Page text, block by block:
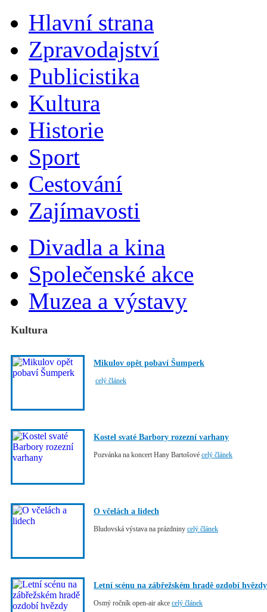
Hlavní strana
Zpravodajství
Publicistika
Kultura
Historie
Sport
Cestování
Zajímavosti
Divadla a kina
Společenské akce
Muzea a výstavy
Kultura
Mikulov opět pobaví Šumperk
celý článek
Kostel svaté Barbory rozezní varhany
Pozvánka na koncert Hany Bartošové celý článek
O včelách a lidech
Bludovská výstava na prázdniny celý článek
Letní scénu na zábřežském hradě ozdobí hvězdy
Osmý ročník open-air akce celý článek